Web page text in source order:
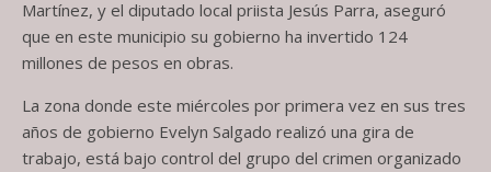
Martínez, y el diputado local priista Jesús Parra, aseguró
que en este municipio su gobierno ha invertido 124
millones de pesos en obras.
La zona donde este miércoles por primera vez en sus tres
años de gobierno Evelyn Salgado realizó una gira de
trabajo, está bajo control del grupo del crimen organizado